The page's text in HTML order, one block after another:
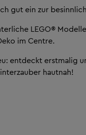
gut ein zur
LEGO®
im Centre.
entdeckt erstmalig
hautnah!